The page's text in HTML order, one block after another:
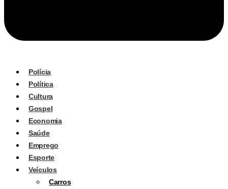
Polícia
Política
Cultura
Gospel
Economia
Saúde
Emprego
Esporte
Veículos
Carros